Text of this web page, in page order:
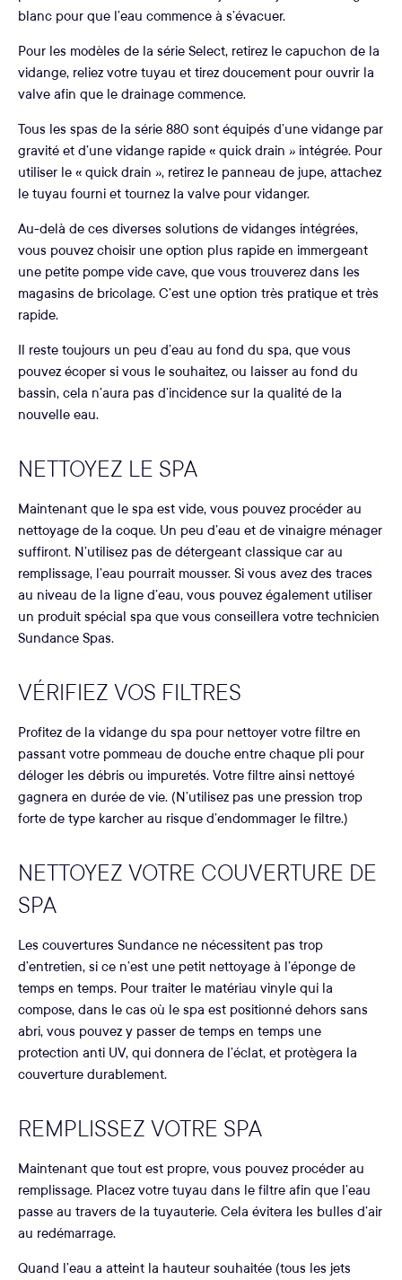
blanc pour que l’eau commence à s’évacuer.
Pour les modèles de la série Select, retirez le capuchon de la
vidange, reliez votre tuyau et tirez doucement pour ouvrir la
valve afin que le drainage commence.
Tous les spas de la série 880 sont équipés d’une vidange par
gravité et d’une vidange rapide « quick drain » intégrée. Pour
utiliser le « quick drain », retirez le panneau de jupe, attachez
le tuyau fourni et tournez la valve pour vidanger.
Au-delà de ces diverses solutions de vidanges intégrées,
vous pouvez choisir une option plus rapide en immergeant
une petite pompe vide cave, que vous trouverez dans les
magasins de bricolage. C’est une option très pratique et très
rapide.
Il reste toujours un peu d’eau au fond du spa, que vous
pouvez écoper si vous le souhaitez, ou laisser au fond du
bassin, cela n’aura pas d’incidence sur la qualité de la
nouvelle eau.
NETTOYEZ LE SPA
Maintenant que le spa est vide, vous pouvez procéder au
nettoyage de la coque. Un peu d’eau et de vinaigre ménager
suffiront. N’utilisez pas de détergeant classique car au
remplissage, l’eau pourrait mousser. Si vous avez des traces
au niveau de la ligne d’eau, vous pouvez également utiliser
un produit spécial spa que vous conseillera votre technicien
Sundance Spas.
VÉRIFIEZ VOS FILTRES
Profitez de la vidange du spa pour nettoyer votre filtre en
passant votre pommeau de douche entre chaque pli pour
déloger les débris ou impuretés. Votre filtre ainsi nettoyé
gagnera en durée de vie. (N’utilisez pas une pression trop
forte de type karcher au risque d’endommager le filtre.)
NETTOYEZ VOTRE COUVERTURE DE
SPA
Les couvertures Sundance ne nécessitent pas trop
d’entretien, si ce n’est une petit nettoyage à l’éponge de
temps en temps. Pour traiter le matériau vinyle qui la
compose, dans le cas où le spa est positionné dehors sans
abri, vous pouvez y passer de temps en temps une
protection anti UV, qui donnera de l’éclat, et protègera la
couverture durablement.
REMPLISSEZ VOTRE SPA
Maintenant que tout est propre, vous pouvez procéder au
remplissage. Placez votre tuyau dans le filtre afin que l’eau
passe au travers de la tuyauterie. Cela évitera les bulles d’air
au redémarrage.
Quand l’eau a atteint la hauteur souhaitée (tous les jets